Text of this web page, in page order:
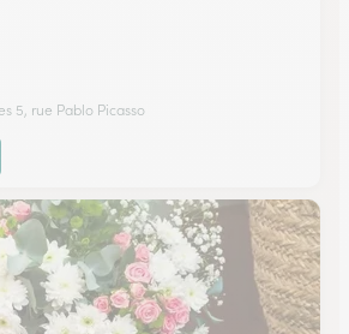
5, rue Pablo Picasso